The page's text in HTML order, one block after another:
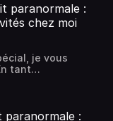
des Itako,
et des
pratiques
et narration
/
© Gate 23
pour plus
paranormale :
chez moi
je vous
tant
fait partie de
événements
nuit
paranormale :